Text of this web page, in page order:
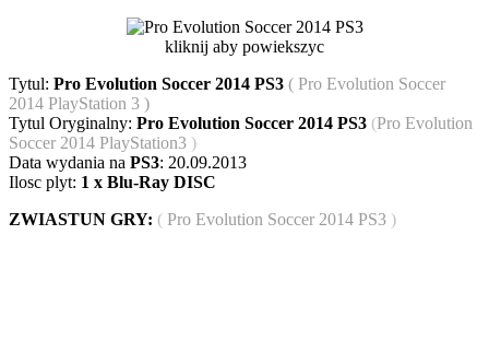
kliknij aby powiekszyc
Tytul: Pro Evolution Soccer 2014 PS3 ( Pro Evolution Soccer
2014 PlayStation 3 )
Tytul Oryginalny: Pro Evolution Soccer 2014 PS3 (Pro Evolution
Soccer 2014 PlayStation3 )
Data wydania na PS3: 20.09.2013
Ilosc plyt: 1 x Blu-Ray DISC
ZWIASTUN GRY: ( Pro Evolution Soccer 2014 PS3 )